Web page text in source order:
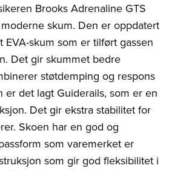
Brooks Adrenaline GTS
skum. Den er oppdatert
skum som er tilført gassen
Det gir skummet bedre
støtdemping og respons
det lagt Guiderails, som er en
Det gir ekstra stabilitet for
Skoen har en god og
som varemerket er
som gir god fleksibilitet i